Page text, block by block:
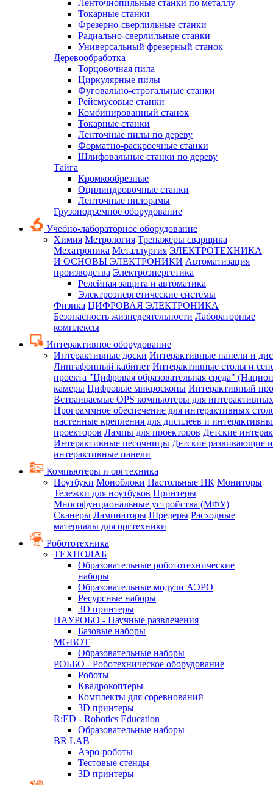
Ленточнопильные станки по металлу
Токарные станки
Фрезерно-сверлильные станки
Радиально-сверлильные станки
Универсальный фрезерный станок
Деревообработка
Торцовочная пила
Циркулярные пилы
Фуговально-строгальные станки
Рейсмусовые станки
Комбинированный станок
Токарные станки
Ленточные пилы по дереву
Форматно-раскроечные станки
Шлифовальные станки по дереву
Тайга
Кромкообрезные
Оцилиндровочные станки
Ленточные пилорамы
Грузоподъемное оборудование
Учебно-лабораторное оборудование
Химия Метрология Тренажеры сварщика
Мехатроника Металлургия ЭЛЕКТРОТЕХНИКА
И ОСНОВЫ ЭЛЕКТРОНИКИ Автоматизация
производства Электроэнергетика
Релейная защита и автоматика
Электроэнергетические системы
Физика ЦИФРОВАЯ ЭЛЕКТРОНИКА
Безопасность жизнедеятельности Лабораторные
комплексы
Интерактивное оборудование
Интерактивные доски Интерактивные панели и
Лингафонный кабинет Интерактивные столы и
проекта "Цифровая образовательная среда"
камеры Цифровые микроскопы Интерактивный
Встраиваемые OPS компьютеры для
Программное обеспечение для интерактивных
настенные крепления для дисплеев и
проекторов Лампы для проекторов Детские
Интерактивные песочницы Детские развивающие
интерактивные панели
Компьютеры и оргтехника
Ноутбуки Моноблоки Настольные ПК Мониторы
Тележки для ноутбуков Принтеры
Многофунциональные устройства (МФУ)
Сканеры Ламинаторы Шредеры Расходные
материалы для оргтехники
Робототехника
ТЕХНОЛАБ
Образовательные робототехнические
наборы
Образовательные модули АЭРО
Ресурсные наборы
3D принтеры
НАУРОБО - Научные развлечения
Базовые наборы
MGBOT
Образовательные наборы
РОББО - Роботехническое оборудование
Роботы
Квадрокоптеры
Комплекты для соревнований
3D принтеры
R:ED - Robotics Education
Образовательные наборы
BR LAB
Аэро-роботы
Тестовые стенды
3D принтеры